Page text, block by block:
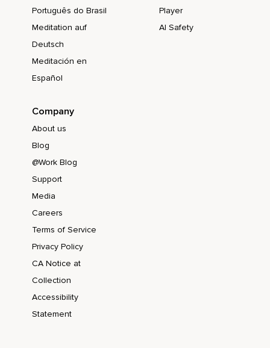
Português do Brasil
Meditation auf
Deutsch
Meditación en
Español
Player
AI Safety
Company
About us
Blog
@Work Blog
Support
Media
Careers
Terms of Service
Privacy Policy
CA Notice at
Collection
Accessibility
Statement